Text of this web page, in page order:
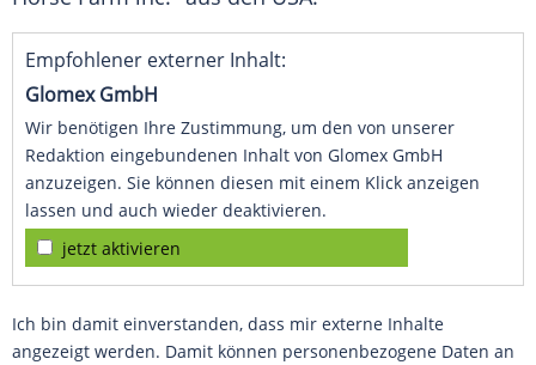
Empfohlener externer Inhalt:
Glomex GmbH
Wir benötigen Ihre Zustimmung, um den von unserer
Redaktion eingebundenen Inhalt von Glomex GmbH
anzuzeigen. Sie können diesen mit einem Klick anzeigen
lassen und auch wieder deaktivieren.
jetzt aktivieren
Ich bin damit einverstanden, dass mir externe Inhalte
angezeigt werden. Damit können personenbezogene Daten an